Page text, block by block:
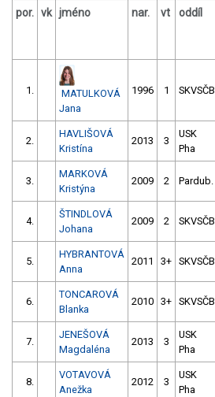
por. vk jméno nar. vt oddíl
1.
MATULKOVÁ
Jana
1996 1 SKVSČB
2.
HAVLIŠOVÁ
Kristína
2013 3
USK
Pha
3.
MARKOVÁ
Kristýna
2009 2 Pardub.
4.
ŠTINDLOVÁ
Johana
2009 2 SKVSČB
5.
HYBRANTOVÁ
Anna
2011 3+ SKVSČB
6.
TONCAROVÁ
Blanka
2010 3+ SKVSČB
7.
JENEŠOVÁ
Magdaléna
2013 3
USK
Pha
8.
VOTAVOVÁ
Anežka
2012 3
USK
Pha